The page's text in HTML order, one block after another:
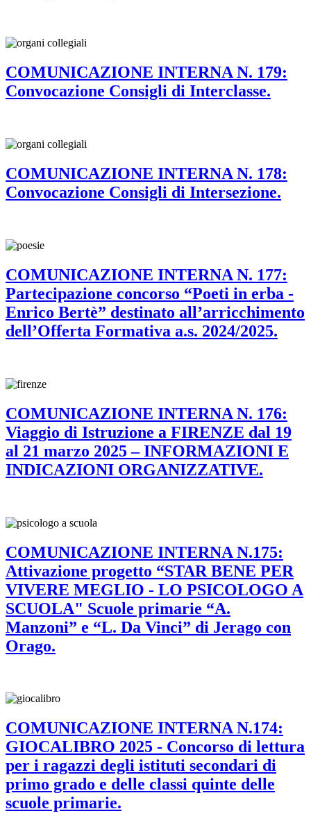
COMUNICAZIONE INTERNA N. 179:
Convocazione Consigli di Interclasse.
COMUNICAZIONE INTERNA N. 178:
Convocazione Consigli di Intersezione.
COMUNICAZIONE INTERNA N. 177:
Partecipazione concorso “Poeti in erba -
Enrico Bertè” destinato all’arricchimento
dell’Offerta Formativa a.s. 2024/2025.
COMUNICAZIONE INTERNA N. 176:
Viaggio di Istruzione a FIRENZE dal 19
al 21 marzo 2025 – INFORMAZIONI E
INDICAZIONI ORGANIZZATIVE.
COMUNICAZIONE INTERNA N.175:
Attivazione progetto “STAR BENE PER
VIVERE MEGLIO - LO PSICOLOGO A
SCUOLA" Scuole primarie “A.
Manzoni” e “L. Da Vinci” di Jerago con
Orago.
COMUNICAZIONE INTERNA N.174:
GIOCALIBRO 2025 - Concorso di lettura
per i ragazzi degli istituti secondari di
primo grado e delle classi quinte delle
scuole primarie.